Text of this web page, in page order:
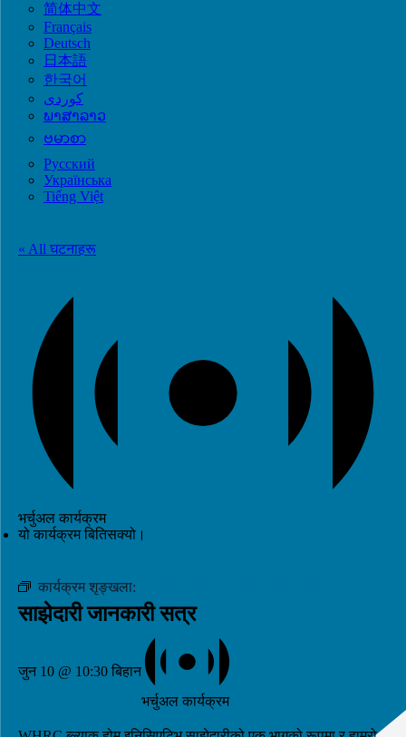
简体中文
Français
Deutsch
日本語
한국어
ພາສາລາວ
ဗမာစာ
Русский
Українська
Tiếng Việt
« All घटनाहरू
भर्चुअल कार्यक्रम
यो कार्यक्रम बितिसक्यो।
कार्यक्रम शृङ्खला:
साझेदारी जानकारी सत्र
जुन 10 @ 10:30 बिहान
भर्चुअल कार्यक्रम